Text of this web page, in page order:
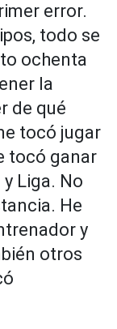
error.
todo se
ochenta
la
de qué
tocó jugar
tocó ganar
Liga. No
He
y
otros